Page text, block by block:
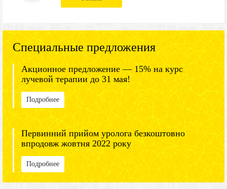
Специальные предложения
Акционное предложение — 15% на курс
лучевой терапии до 31 мая!
Подробнее
Первинний прийом уролога безкоштовно
впродовж жовтня 2022 року
Подробнее